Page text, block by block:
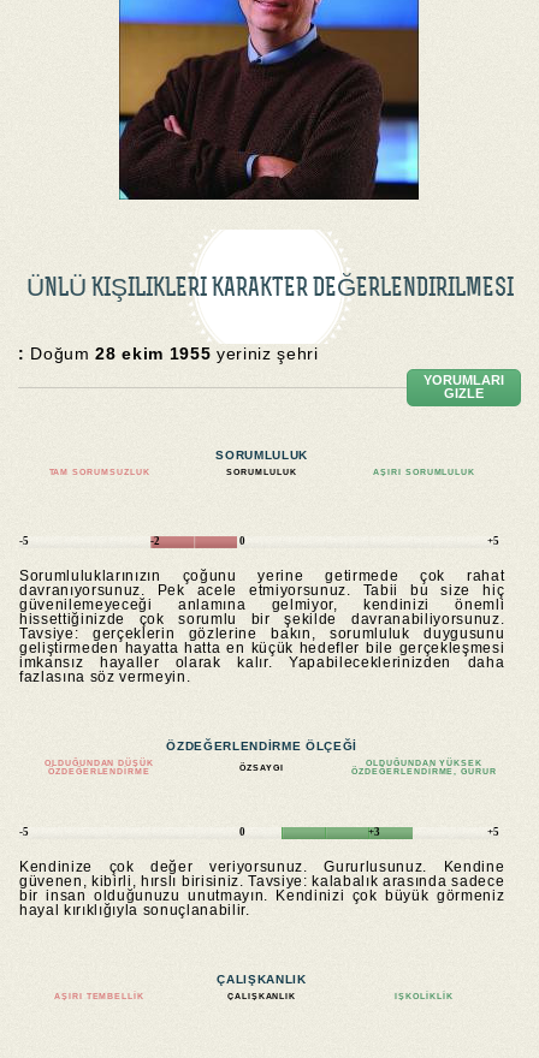
ÜNLÜ KIŞILIKLERI KARAKTER DEĞERLENDIRILMESI
: Doğum28 ekim 1955 yeriniz şehri
YORUMLARI
GIZLE
SORUMLULUK
TAM SORUMSUZLUK SORUMLULUK AŞIRI SORUMLULUK
-5 -2 0 +5
Sorumluluklarınızın çoğunu yerine getirmede çok rahat
davranıyorsunuz. Pek acele etmiyorsunuz. Tabii bu size hiç
güvenilemeyeceği anlamına gelmiyor, kendinizi önemli
hissettiğinizde çok sorumlu bir şekilde davranabiliyorsunuz.
Tavsiye: gerçeklerin gözlerine bakın, sorumluluk duygusunu
geliştirmeden hayatta hatta en küçük hedefler bile gerçekleşmesi
imkansız hayaller olarak kalır. Yapabileceklerinizden daha
fazlasına söz vermeyin.
ÖZDEĞERLENDIRME ÖLÇEĞI
OLDUĞUNDAN DÜŞÜK
ÖZDEĞERLENDIRME
ÖZSAYGI
OLDUĞUNDAN YÜKSEK
ÖZDEĞERLENDIRME, GURUR
-5 0 +3 +5
Kendinize çok değer veriyorsunuz. Gururlusunuz. Kendine
güvenen, kibirli, hırslı birisiniz. Tavsiye: kalabalık arasında sadece
bir insan olduğunuzu unutmayın. Kendinizi çok büyük görmeniz
hayal kırıklığıyla sonuçlanabilir.
ÇALIŞKANLIK
AŞIRI TEMBELLIK ÇALIŞKANLIK IŞKOLIKLIK